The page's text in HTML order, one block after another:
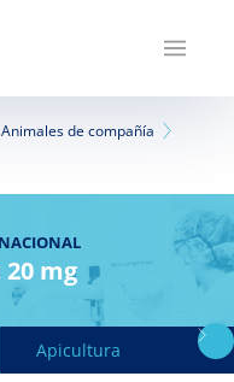
Animales de compañía
mg
Apicultura